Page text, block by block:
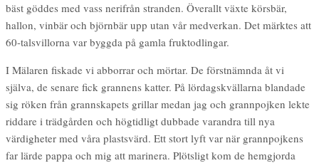
bäst göddes med vass nerifrån stranden. Överallt växte körsbär,
hallon, vinbär och björnbär upp utan vår medverkan. Det märktes att
60-talsvillorna var byggda på gamla fruktodlingar.
I Mälaren fiskade vi abborrar och mörtar. De förstnämnda åt vi
själva, de senare fick grannens katter. På lördagskvällarna blandade
sig röken från grannskapets grillar medan jag och grannpojken lekte
riddare i trädgården och högtidligt dubbade varandra till nya
värdigheter med våra plastsvärd. Ett stort lyft var när grannpojkens
far lärde pappa och mig att marinera. Plötsligt kom de hemgjorda